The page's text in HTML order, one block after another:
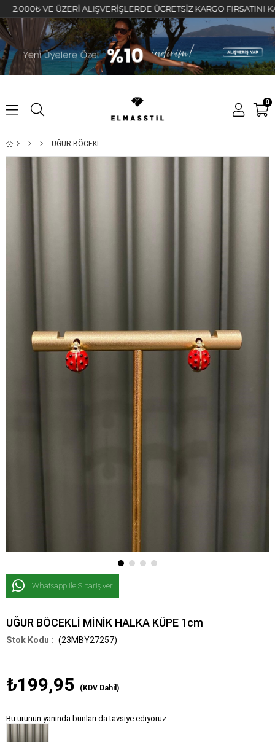
VE ÜZERİ ALIŞVERİŞLERDE ÜCRETSİZ KARGO FIRSATINI
0
UĞUR BÖCEKLİ MİNİK HALKA KÜPE 1cm
Whatsapp İle Sipariş ver
UĞUR BÖCEKLİ MİNİK HALKA KÜPE 1cm
(23MBY27257)
₺199,95 (KDV Dahil)
Bu ürünün yanında bunları da tavsiye ediyoruz.